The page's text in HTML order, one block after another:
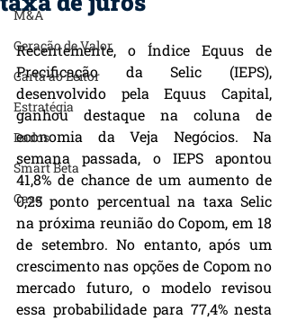
M&A
Geração de Valor
Carta ao Leitor
Estratégia
Dados
Smart Beta
Case
Recentemente, o Índice Equus de
Precificação da Selic (IEPS),
desenvolvido pela Equus Capital,
ganhou destaque na coluna de
economia da Veja Negócios. Na
semana passada, o IEPS apontou
41,8% de chance de um aumento de
0,25 ponto percentual na taxa Selic
na próxima reunião do Copom, em 18
de setembro. No entanto, após um
crescimento nas opções de Copom no
mercado futuro, o modelo revisou
essa probabilidade para 77,4% nesta